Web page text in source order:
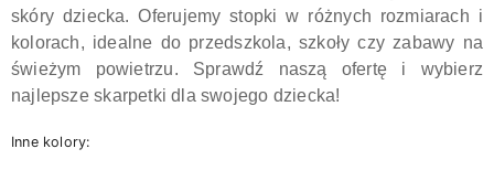
skóry dziecka. Oferujemy stopki w różnych rozmiarach i
kolorach, idealne do przedszkola, szkoły czy zabawy na
świeżym powietrzu. Sprawdź naszą ofertę i wybierz
najlepsze skarpetki dla swojego dziecka!
Inne kolory: